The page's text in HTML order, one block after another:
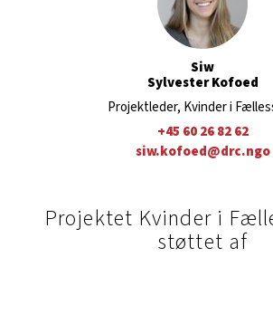
Siw
Sylvester Kofoed
Projektleder, Kvinder i
+45 60 26 82 62
siw.kofoed@drc.ngo
Projektet Kvinder i
støttet af